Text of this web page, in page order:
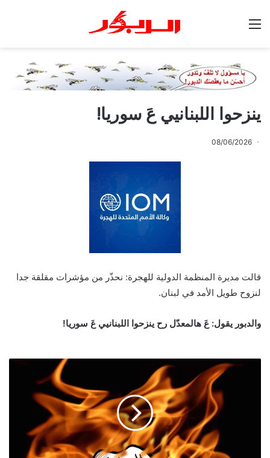
ينزحوا اللبنانيي عَ سوريا!
08/06/2026
قالت مديرة المنظمة الدولية للهجرة: نحذّر من مؤشرات مقلقة جدا
لنزوح طويل الأمد في لبنان.
والدبور يقول: عَ هالمعدّل رح ينزحوا اللبنانيي عَ سوريا!